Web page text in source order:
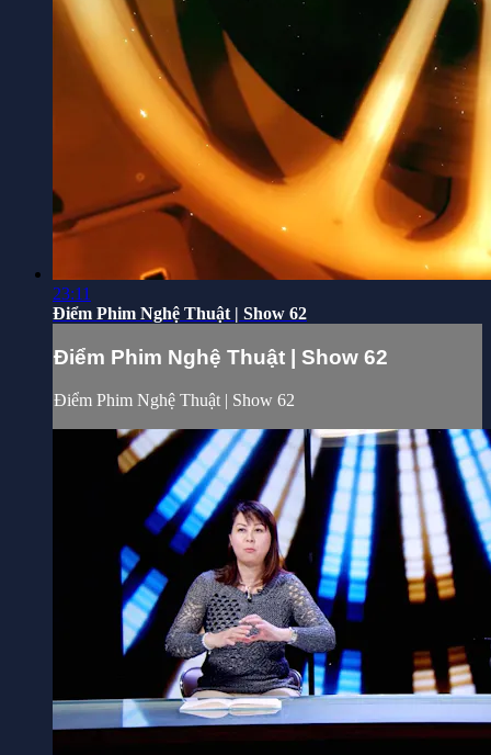
23:11
Điểm Phim Nghệ Thuật | Show 62
Điểm Phim Nghệ Thuật | Show 62
Điểm Phim Nghệ Thuật | Show 62